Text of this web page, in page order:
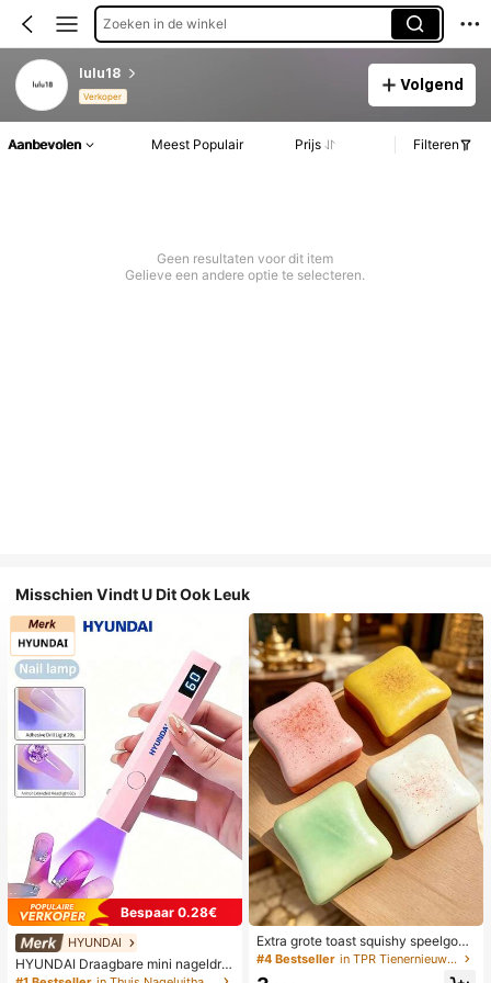
Zoeken in de winkel
lulu18
Verkoper
Volgend
Aanbevolen Meest Populair Prijs Filteren
Geen resultaten voor dit item
Gelieve een andere optie te selecteren.
Misschien Vindt U Dit Ook Leuk
Bespaar 0.28€
HYUNDAI
HYUNDAI Draagbare mini nageldro
ger, oplaadbare handlamp UV/LED
Extra grote toast squishy speelgoe
d, superzachte boter toast stressve
#4 Bestseller in TPR Tienernieuwigheid en grappenspeelgoed